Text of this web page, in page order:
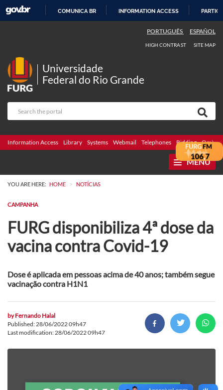
COMUNICA BR INFORMATION ACCESS
PORTUGUÊS ESPAÑOL
HIGH CONTRAST SITE MAP
Universidade
Federal do Rio Grande
Information Access Library Systems Webmail Telephones Bidding
MENU
YOU ARE HERE: HOME > NOTÍCIAS
CAMPANHA
FURG disponibiliza 4ª dose da
vacina contra Covid-19
Dose é aplicada em pessoas acima de 40 anos; também segue
vacinação contra H1N1
byFernando Halal
Published: 28/06/2022 09h47
Last modification: 28/06/2022 09h47